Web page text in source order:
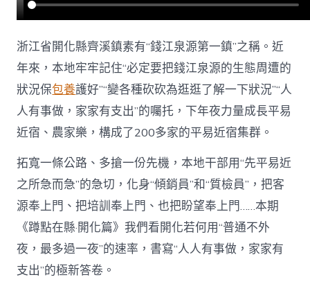
養
網
網〉
中
浙江省開化縣齊溪鎮素有“錢江泉源第一鎮”之稱。近
年來，本地牢牢記住“必定要把錢江泉源的生態周遭的
狀況保包養護好”“變各種砍砍為逛逛了解一下狀況”“人
人有事做，家家有支出”的囑托，下年夜力量成長平易
近宿、農家樂，構成了200多家的平易近宿集群。
拓寬一條公路、多搶一份先機，本地干部用“先平易近
之所急而急”的急切，化身“傾銷員”和“質檢員”，把客
源奉上門、把培訓奉上門、也把盼望奉上門……本期
《蹲點在縣·開化篇》我們看開化若何用“普通不外
夜，最多過一夜”的速率，書寫“人人有事做，家家有
支出”的極新答卷。